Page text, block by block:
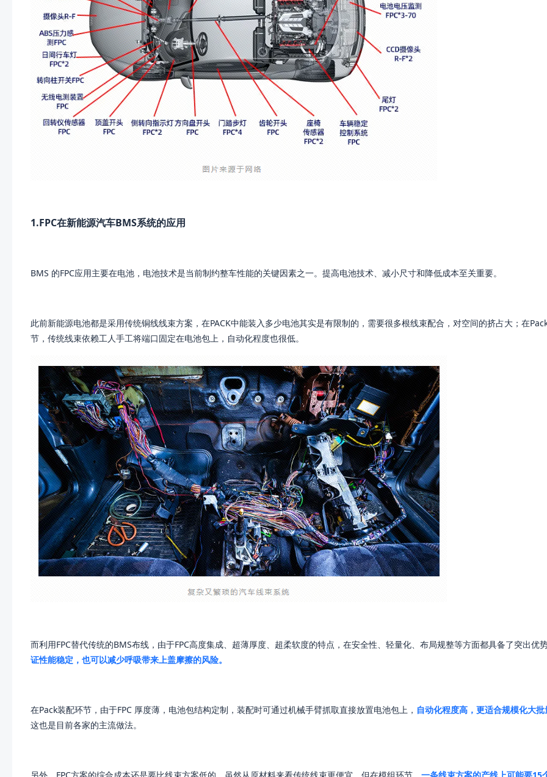
1.FPC在新能源汽车BMS系统的应用
BMS 的FPC应用主要在电池，电池技术是当前制约整车性能的关键因素之一。提高电池技术、减小尺寸和降低成本至关重要。
此前新能源电池都是采用传统铜线线束方案，在PACK中能装入多少电池其实是有限制的，需要很多根线束配合，对空间的挤占大；在
节，传统线束依赖工人手工将端口固定在电池包上，自动化程度也很低。
而利用FPC替代传统的BMS布线，由于FPC高度集成、超薄厚度、超柔软度的特点，在安全性、轻量化、布局规整等方面都具备了突出优
证性能稳定，也可以减少呼吸带来上盖摩擦的风险。
在Pack装配环节，由于FPC 厚度薄，电池包结构定制，装配时可通过机械手臂抓取直接放置电池包上， 自动化程度高，更适合规模化大
这也是目前各家的主流做法。